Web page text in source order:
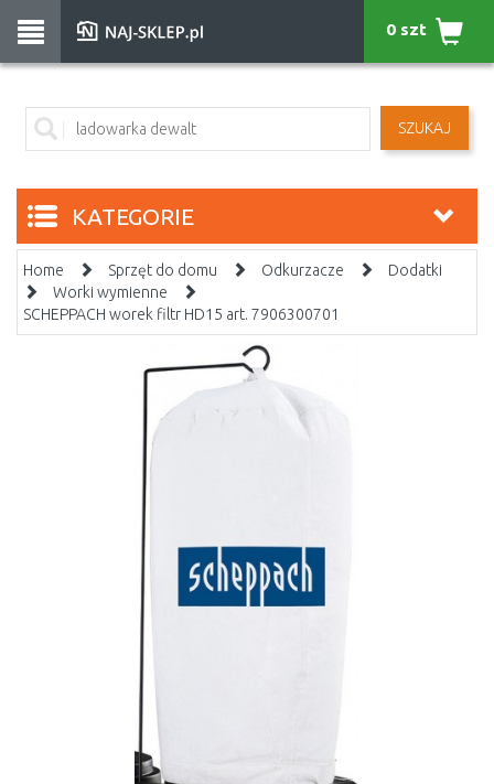
SZUKAJ
0 szt
KATEGORIE
Home Sprzęt do domu Odkurzacze
Dodatki
Worki wymienne
SCHEPPACH worek filtr HD15 art. 7906300701